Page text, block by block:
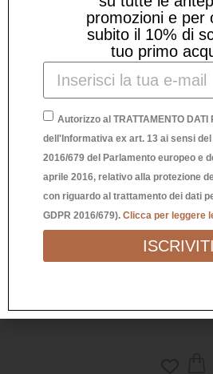
BICCHIERE “BUONA
promozioni e per
subito il 10% di
tuo primo
Autorizzo al TRATTAMENTO DATI
dell'Informativa ex art. 13 ai sensi
2016/679 del Parlamento europeo e
aprile 2016, relativo alla protezione
con riguardo al trattamento dei dati
GDPR 2016/679). Clicca per leggere
ISCRIVITI